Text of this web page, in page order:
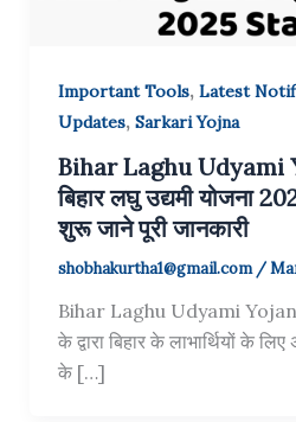
Important Tools, Latest
Updates, Sarkari Yojna
Bihar Laghu Udyami
बिहार लघु उद्यमी योजना
शुरू जाने पूरी जानकारी
shobhakurtha1@gmail.com /
Bihar Laghu Udyami
के द्वारा बिहार के लाभार्थियों के
के […]